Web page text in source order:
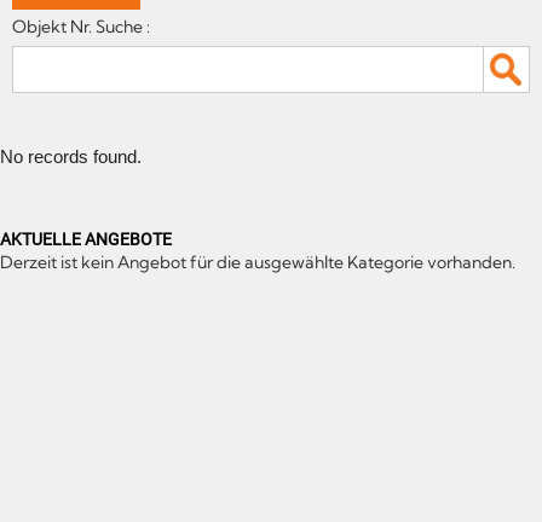
Objekt Nr. Suche :
No records found.
AKTUELLE ANGEBOTE
Derzeit ist kein Angebot für die ausgewählte Kategorie vorhanden.